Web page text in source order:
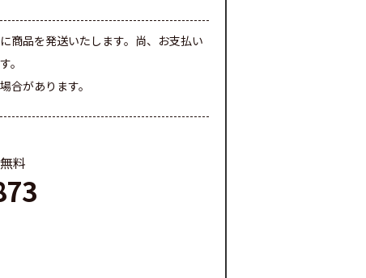
商品を発送いたします。尚、お支払い
。
合があります。
料